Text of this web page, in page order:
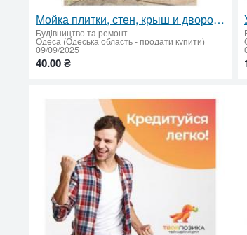
Мойка плитки, стен, крыш и дворов керхером
Будівництво та ремонт-
Одеса (Одеська область - продати купити)
09/09/2025
40.00 ₴